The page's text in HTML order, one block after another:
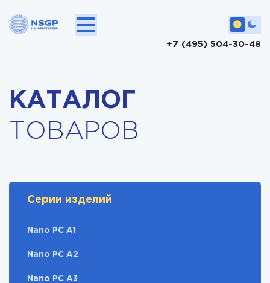
+7 (495) 504-30-48
КАТАЛОГ
ТОВАРОВ
Серии изделий
Nano PC A1
Nano PC A2
Nano PC A3